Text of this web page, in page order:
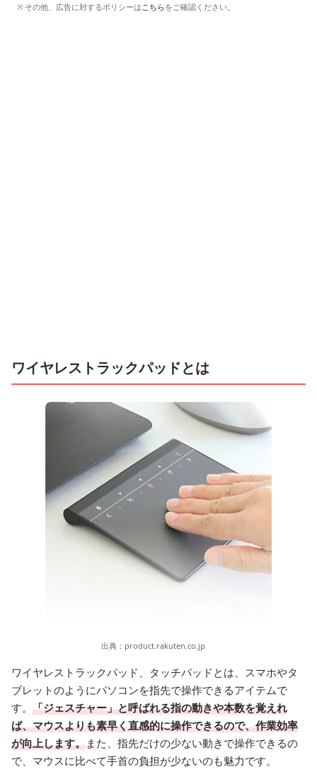
その他、広告に対するポリシーはこちらをご確認ください。
ワイヤレストラックパッドとは
出典： product.rakuten.co.jp
ワイヤレストラックパッド、タッチパッドとは、スマホやタ
ブレットのようにパソコンを指先で操作できるアイテムで
す。 「ジェスチャー」と呼ばれる指の動きや本数を覚えれ
ば、マウスよりも素早く直感的に操作できるので、作業効率
が向上します。また、指先だけの少ない動きで操作できるの
で、マウスに比べて手首の負担が少ないのも魅力です。